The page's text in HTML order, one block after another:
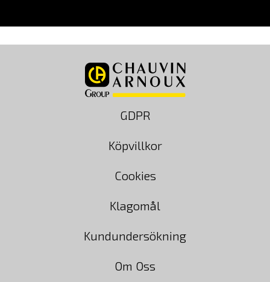
GDPR
Köpvillkor
Cookies
Klagomål
Kundundersökning
Om Oss